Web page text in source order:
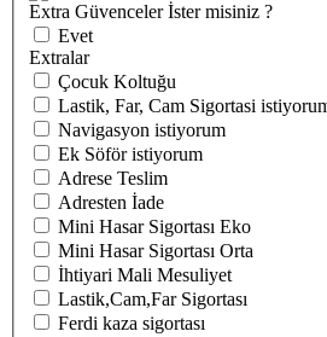
Extra Güvenceler İster misiniz ?
Evet
Extralar
Çocuk Koltuğu
Lastik, Far, Cam Sigortasi
Navigasyon istiyorum
Ek Söför istiyorum
Adrese Teslim
Adresten İade
Mini Hasar Sigortası Eko
Mini Hasar Sigortası Orta
İhtiyari Mali Mesuliyet
Lastik,Cam,Far Sigortası
Ferdi kaza sigortası